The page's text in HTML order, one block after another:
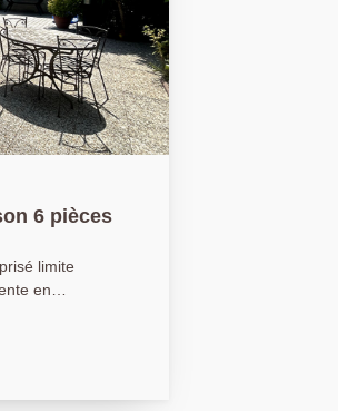
6 pièces
limite
en
4
rénovée
débute par